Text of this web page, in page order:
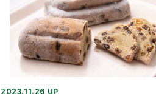
2023.11.26 UP